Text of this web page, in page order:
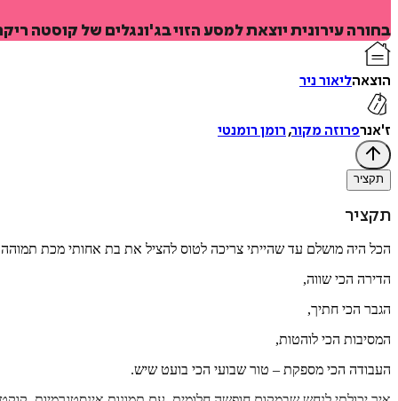
בחורה עירונית יוצאת למסע הזוי בג'ונגלים של קוסטה
הוצאהליאור ניר
ז'אנרפרוזה מקור,רומן רומנטי
תקציר
תקציר
הכל היה מושלם עד שהייתי צריכה לטוס להציל את בת אחותי מכת תמוהה
הדירה הכי שווה,
הגבר הכי חתיך,
המסיבות הכי לוהטות,
העבודה הכי מספקת – טור שבועי הכי בועט שיש.